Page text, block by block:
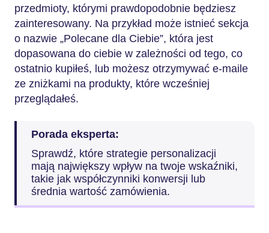
przedmioty, którymi prawdopodobnie będziesz
zainteresowany. Na przykład może istnieć sekcja
o nazwie „Polecane dla Ciebie”, która jest
dopasowana do ciebie w zależności od tego, co
ostatnio kupiłeś, lub możesz otrzymywać e-maile
ze zniżkami na produkty, które wcześniej
przeglądałeś.
Porada eksperta:
Sprawdź, które strategie personalizacji
mają największy wpływ na twoje wskaźniki,
takie jak współczynniki konwersji lub
średnia wartość zamówienia.